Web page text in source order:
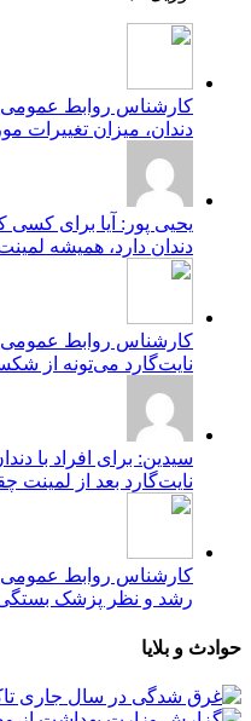
کارشناس روابط
دندان، میزان تغییرات
یحیی پور: آیا برای کسی
دندان دارد، همیشه
کارشناس روابط عمومی:
نایت‌گارد می‌تونه از
سیدین: برای افراد با
نایت‌گارد بعد از لمینت
کارشناس روابط
رشد و نظر پزشک بستگی
حوادث و بلایا